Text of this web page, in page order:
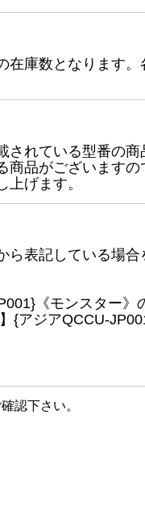
在庫数となります
れている型番の商
商品がございます
げます。
表記している場合
《モンスター》
アジアQCCU-
認下さい。